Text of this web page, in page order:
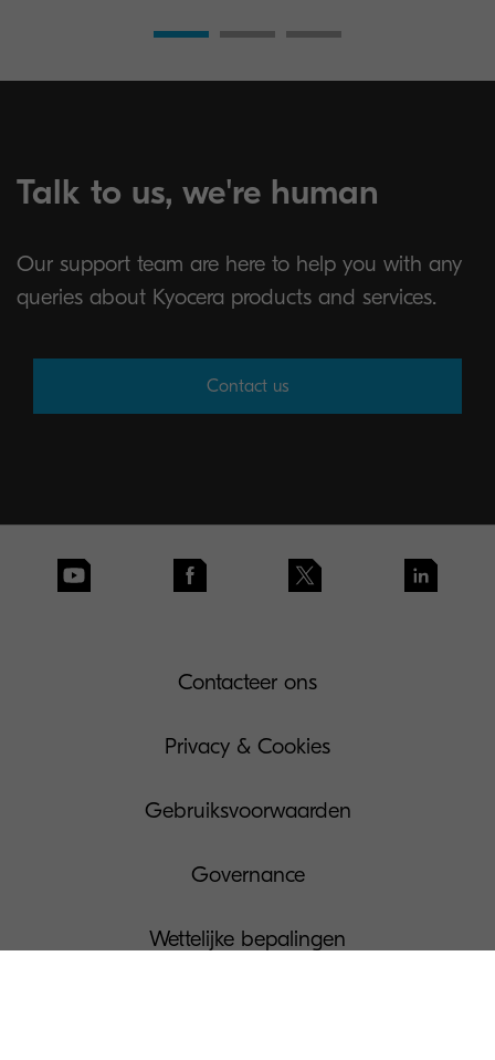
Talk to us, we're human
Our support team are here to help you with any
queries about Kyocera products and services.
Contact us
Contacteer ons
Privacy & Cookies
Gebruiksvoorwaarden
Governance
Wettelijke bepalingen